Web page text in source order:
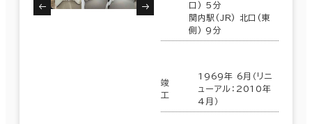
口) 5分
関内駅(JR) 北口(東
側) 9分
竣
工
1969年 6月（リニ
ューアル：2010年
4月）